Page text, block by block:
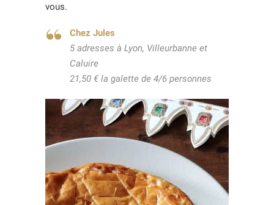
vous.
Chez Jules
5 adresses à Lyon, Villeurbanne et
Caluire
21,50 € la galette de 4/6 personnes